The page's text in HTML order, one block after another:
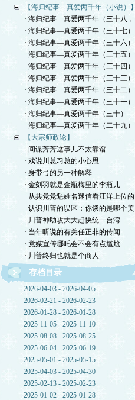
【海归纪事—真爱两千年（小说）】
· 海归纪事—真爱两千年（三十八，
· 海归纪事—真爱两千年（三十七）
· 海归纪事—真爱两千年（三十六）
· 海归纪事—真爱两千年（三十五）
· 海归纪事—真爱两千年（三十四）
· 海归纪事—真爱两千年（三十三）
· 海归纪事—真爱两千年（三十二）
· 海归纪事—真爱两千年（三十一）
· 海归纪事—真爱两千年（三十）
· 海归纪事—真爱两千年（二十九）
【大宗师政论】
· 间谍芳芳这事儿不太靠谱
· 戏说川总习总的小心思
· 身带弓的另一种解释
· 金刻羽就是金瓶梅里的李瓶儿
· 从共党党魁姓名迷信看汪洋上位的
· 认识川普的误区：你谈的是哪个美
· 川普神助攻大大赶快统一台湾
· 当年听说的有关任正非的传闻
· 党媒宣传哪吒会不会有点尴尬
· 川普终归也就是个商人
存档目录
2026-04-03 - 2026-04-05
2026-02-21 - 2026-02-23
2026-01-28 - 2026-01-28
2025-11-05 - 2025-11-10
2025-08-08 - 2025-08-25
2025-06-04 - 2025-06-19
2025-05-01 - 2025-05-15
2025-04-03 - 2025-04-30
2025-02-13 - 2025-02-23
2025-01-02 - 2025-01-28